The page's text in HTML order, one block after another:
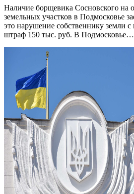
Наличие борщевика Сосновского на
земельных участков в Подмосковье
это нарушение собственнику
штраф 150 тыс. руб. В Подмосковье…